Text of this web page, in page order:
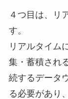
４つ目は、リ
す。
リアルタイム
集・蓄積され
続するデータ
る必要があり